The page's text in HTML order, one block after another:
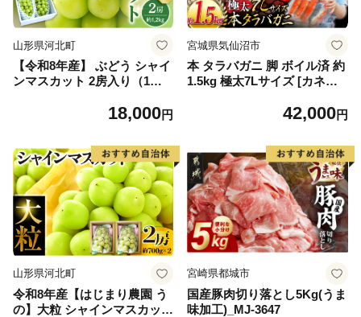
山形県河北町
【令和8年産】 ぶどう シャイ
ンマスカット 2房入り（1房6
産【山形eLab】 ka074-023-r
18,000円
宮城県気仙沼市
本 タラバガニ 脚 ボイル済 約
1.5kg 極太7Lサイズ [カネダ
6] カニ かに 蟹 たらばがに た
42,000円
山形県河北町
令和8年産【はじまり農園 う
の】大粒 シャインマスカット
宮崎県都城市
国産豚肉切り落とし5Kg(うま
味加工)_MJ-3647